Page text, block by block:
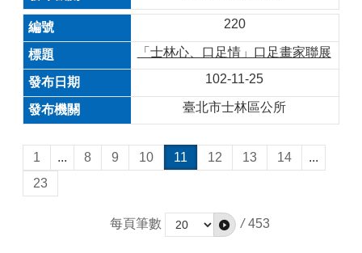
220
「士林心、口足情」口足畫家聯展
102-11-25
臺北市士林區公所
1 ... 8 9 10 11 12 13 14
...
23
每頁筆數 / 453